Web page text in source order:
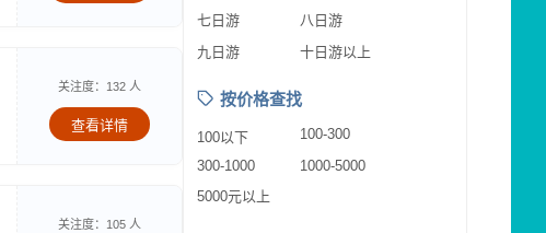
关注度：132 人
查看详情
关注度：105 人
七日游
八日游
九日游
十日游以上
按价格查找
100以下
100-300
300-1000
1000-5000
5000元以上